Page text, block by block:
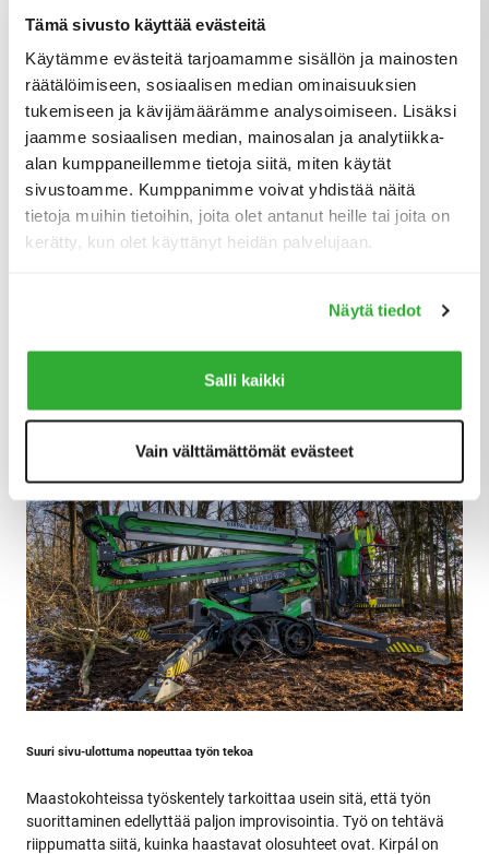
Tämä sivusto käyttää evästeitä
Käytämme evästeitä tarjoamamme sisällön ja mainosten
räätälöimiseen, sosiaalisen median ominaisuuksien
tukemiseen ja kävijämäärämme analysoimiseen. Lisäksi
jaamme sosiaalisen median, mainosalan ja analytiikka-
alan kumppaneillemme tietoja siitä, miten käytät
sivustoamme. Kumppanimme voivat yhdistää näitä
tietoja muihin tietoihin, joita olet antanut heille tai joita on
kerätty, kun olet käyttänyt heidän palvelujaan.
Näytä tiedot
Salli kaikki
Vain välttämättömät evästeet
Poikkeuksellisen hyvät maasto-ominaisuudet helpottavat päivittäistä työtä
Kirpálin työssä on olennaista, että henkilönostin on helposti
hinattavissa maastoautolla ja ajettavissa lähelle työkohdetta.
– Meille tärkein tekijä on ollut liikkuvuus epätasaisessa
maastossa. Voimme ajaa märän niityn halki Leguan
henkilönostimilla tai muissa haastavissa maasto-olosuhteissa,
joita kohtaamme päivittäin, Kirpál selittää.
tukijalkojen tasauksen ansiosta. Se on valtava etu, koska se lisää
– Olen tyytyväinen Leguanin pystytysnopeuteen ja varsinkin
aikana, Kirpál kehuu.
Suuri sivu-ulottuma nopeuttaa työn tekoa
Maastokohteissa työskentely tarkoittaa usein sitä, että työn
suorittaminen edellyttää paljon improvisointia. Työ on tehtävä
riippumatta siitä, kuinka haastavat olosuhteet ovat. Kirpál on